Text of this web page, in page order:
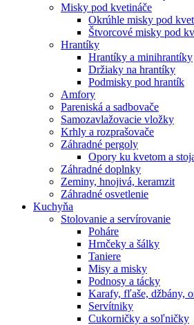
Misky pod kvetináče
Okrúhle misky pod
Štvorcové misky pod
Hrantíky
Hrantíky a minihrantíky
Držiaky na hrantíky
Podmisky pod hrantík
Amfory
Pareniská a sadbovače
Samozavlažovacie vložky
Krhly a rozprašovače
Záhradné pergoly
Opory ku kvetom a
Záhradné doplnky
Zeminy, hnojivá, keramzit
Záhradné osvetlenie
Kuchyňa
Stolovanie a servírovanie
Poháre
Hrnčeky a šálky
Taniere
Misy a misky
Podnosy a tácky
Karafy, fľaše, džbány,
Servítniky
Cukorničky a soľničky